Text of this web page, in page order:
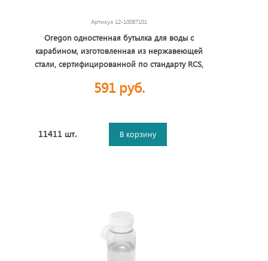
Артикул 12-10087101
Oregon одностенная бутылка для воды с
карабином, изготовленная из нержавеющей
стали, сертифицированной по стандарту RCS,
591 руб.
11411 шт. В корзину